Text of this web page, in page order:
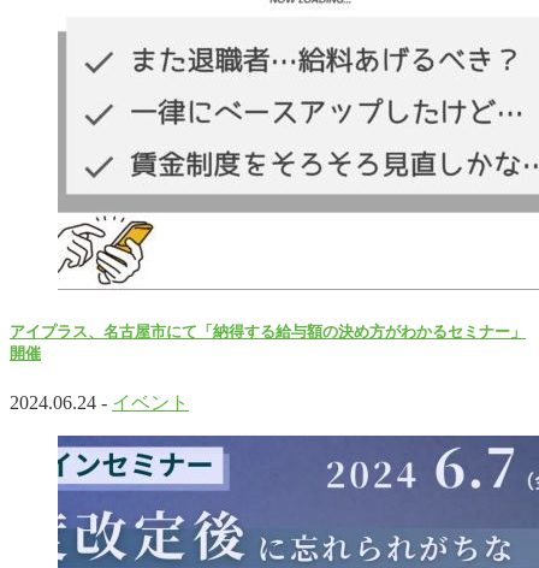
アイプラス、名古屋市にて「納得する給与額の決め方がわかるセミナー」
開催
2024.06.24 - イベント